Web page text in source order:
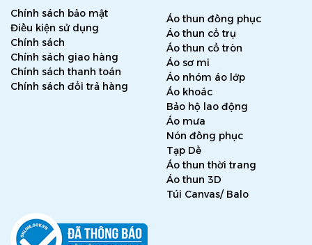
Chính sách bảo mật
Điều kiện sử dụng
Chính sách
Chính sách giao hàng
Chính sách thanh toán
Chính sách đổi trả hàng
Áo thun đồng phục
Áo thun cổ trụ
Áo thun cổ tròn
Áo sơ mi
Áo nhóm áo lớp
Áo khoác
Bảo hộ lao động
Áo mưa
Nón đồng phục
Tạp Dề
Áo thun thời trang
Áo thun 3D
Túi Canvas/ Balo